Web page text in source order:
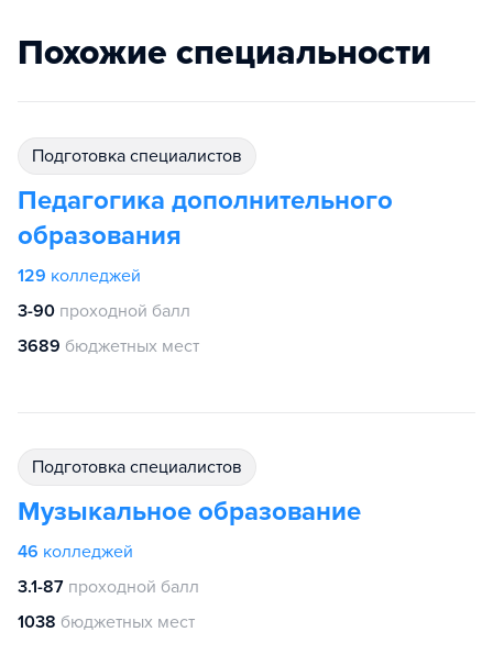
Похожие специальности
подготовка специалистов
Педагогика дополнительного
образования
129 колледжей
3-90 проходной балл
3689 бюджетных мест
подготовка специалистов
Музыкальное образование
46 колледжей
3.1-87 проходной балл
1038 бюджетных мест